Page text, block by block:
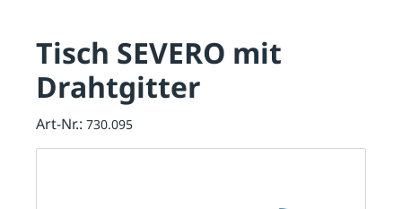
Tisch SEVERO mit
Drahtgitter
Art-Nr.: 730.095